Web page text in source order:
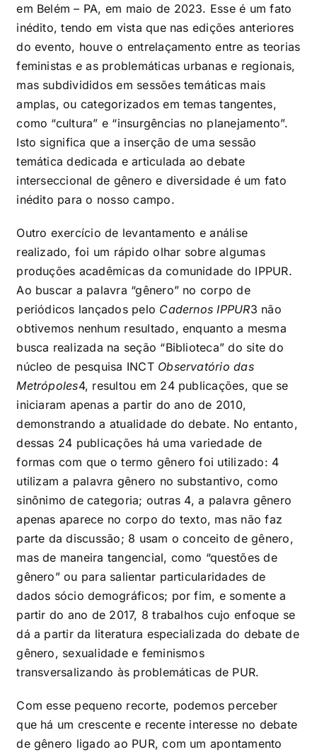
em Belém – PA, em maio de 2023. Esse é um fato
inédito, tendo em vista que nas edições anteriores
do evento, houve o entrelaçamento entre as teorias
feministas e as problemáticas urbanas e regionais,
mas subdivididos em sessões temáticas mais
amplas, ou categorizados em temas tangentes,
como “cultura” e “insurgências no planejamento”.
Isto significa que a inserção de uma sessão
temática dedicada e articulada ao debate
interseccional de gênero e diversidade é um fato
inédito para o nosso campo.
Outro exercício de levantamento e análise
realizado, foi um rápido olhar sobre algumas
produções acadêmicas da comunidade do IPPUR.
Ao buscar a palavra “gênero” no corpo de
periódicos lançados pelo Cadernos IPPUR3 não
obtivemos nenhum resultado, enquanto a mesma
busca realizada na seção “Biblioteca” do site do
núcleo de pesquisa INCT Observatório das
Metrópoles4, resultou em 24 publicações, que se
iniciaram apenas a partir do ano de 2010,
demonstrando a atualidade do debate. No entanto,
dessas 24 publicações há uma variedade de
formas com que o termo gênero foi utilizado: 4
utilizam a palavra gênero no substantivo, como
sinônimo de categoria; outras 4, a palavra gênero
apenas aparece no corpo do texto, mas não faz
parte da discussão; 8 usam o conceito de gênero,
mas de maneira tangencial, como “questões de
gênero” ou para salientar particularidades de
dados sócio demográficos; por fim, e somente a
partir do ano de 2017, 8 trabalhos cujo enfoque se
dá a partir da literatura especializada do debate de
gênero, sexualidade e feminismos
transversalizando às problemáticas de PUR.
Com esse pequeno recorte, podemos perceber
que há um crescente e recente interesse no debate
de gênero ligado ao PUR, com um apontamento